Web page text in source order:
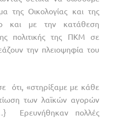
της Οικολογίας και της
και με την κατάθεση
πολιτικής της ΠΚΜ σε
την πλειοψηφία του
ότι, «στηρίξαμε με κάθε
των λαϊκών αγορών
Ερευνήθηκαν πολλές